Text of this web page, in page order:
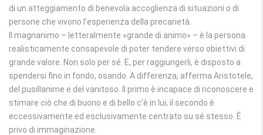
di un atteggiamento di benevola accoglienza di situazioni o di
persone che vivono l’esperienza della precarietà.
Il magnanimo – letteralmente «grande di animo» – è la persona
realisticamente consapevole di poter tendere verso obiettivi di
grande valore. Non solo per sé. E, per raggiungerli, è disposto a
spendersi fino in fondo, osando. A differenza, afferma Aristotele,
del pusillanime e del vanitoso. Il primo è incapace di riconoscere e
stimare ciò che di buono e di bello c’è in lui; il secondo è
eccessivamente ed esclusivamente centrato su sé stesso. È
privo di immaginazione.